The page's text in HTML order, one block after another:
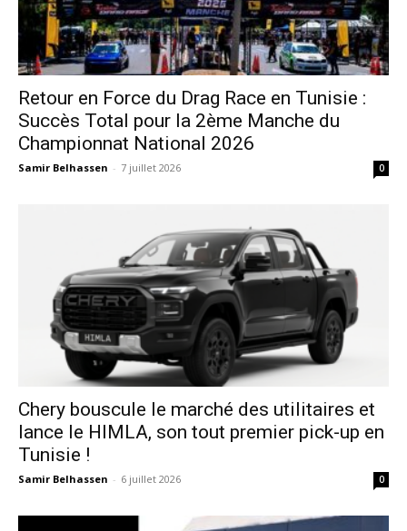
Retour en Force du Drag Race en Tunisie :
Succès Total pour la 2ème Manche du
Championnat National 2026
Samir Belhassen - 7 juillet 2026 0
Chery bouscule le marché des utilitaires et
lance le HIMLA, son tout premier pick-up en
Tunisie !
Samir Belhassen - 6 juillet 2026 0